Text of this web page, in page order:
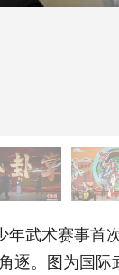
武术赛事首
逐。图为国